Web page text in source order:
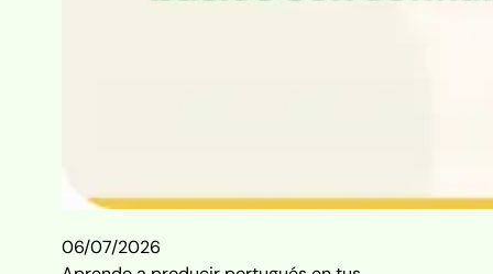
06/07/2026